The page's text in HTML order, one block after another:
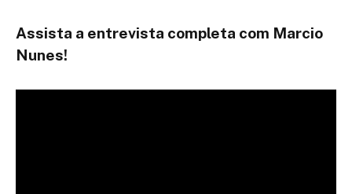
Assista a entrevista completa com Marcio
Nunes!